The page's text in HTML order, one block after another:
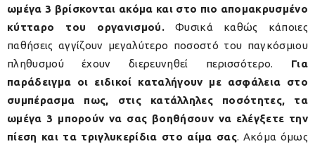
ωμέγα 3 βρίσκονται ακόμα και στο πιο απομακρυσμένο
κύτταρο του οργανισμού.Φυσικά καθώς κάποιες
παθήσεις αγγίζουν μεγαλύτερο ποσοστό του παγκόσμιου
πληθυσμού έχουν διερευνηθεί περισσότερο. Για
παράδειγμα οι ειδικοί καταλήγουν με ασφάλεια στο
συμπέρασμα πως, στις κατάλληλες ποσότητες, τα
ωμέγα 3 μπορούν να σας βοηθήσουν να ελέγξετε την
πίεση και τα τριγλυκερίδια στο αίμα σας. Ακόμα όμως